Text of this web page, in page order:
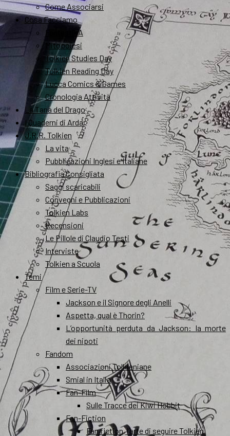
Come Associarsi
Cosa Facciamo
FantastikA
Mitopoiesi
Tolkien Studies Day
Tolkien Reading Day
Lucca Comics & Games
Cronologia Attività
La Tana del Drago
I Quaderni di Arda
J.R.R. Tolkien
La vita
Pubblicazioni Inglesi e Italiane
Bibliografia Consigliata
Saggi scaricabili
Convegni e Pubblicazioni
Tolkien Labs
Recensioni
Le Pillole di Claudio Testi
Interviste
Tolkien a Scuola
Temi
Film e Serie-TV
Jackson e il Signore degli Anelli
Aspetta, qual è Thorin?
L’opportunità perduta da Jackson: la morte
dei nipoti
Fandom
Associazioni Tolkieniane
Smial in Italia
Fan-Film
Sulle Tracce dei Kiwi Hobbit
Fan-Fiction
Fan fiction, l’arte di seguire Tolkien